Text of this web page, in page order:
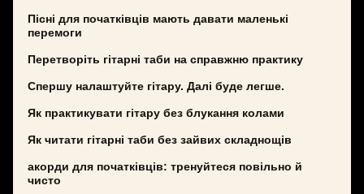
Пісні для початківців мають давати маленькі
перемоги
Перетворіть гітарні таби на справжню практику
Спершу налаштуйте гітару. Далі буде легше.
Як практикувати гітару без блукання колами
Як читати гітарні таби без зайвих складнощів
акорди для початківців: тренуйтеся повільно й
чисто